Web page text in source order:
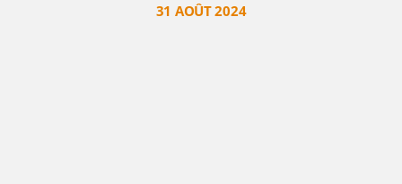
31 AOÛT 2024